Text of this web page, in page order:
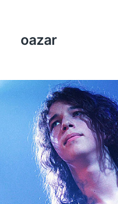
oazar